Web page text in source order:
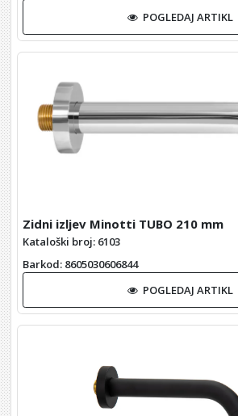
POGLEDAJ ARTIKL
Zidni izljev Minotti TUBO 210 mm
Kataloški broj: 6103
Barkod: 8605030606844
POGLEDAJ ARTIKL